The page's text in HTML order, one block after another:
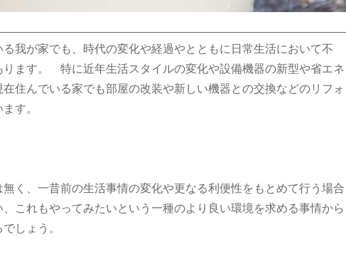
我が家でも、時代の変化や経過やとともに日常生活において不
ます。 特に近年生活スタイルの変化や設備機器の新型や省エネ
住んでいる家でも部屋の改装や新しい機器との交換などのリフォ
す。
く、一昔前の生活事情の変化や更なる利便性をもとめて行う場合
これもやってみたいという一種のより良い環境を求める事情から
しょう。